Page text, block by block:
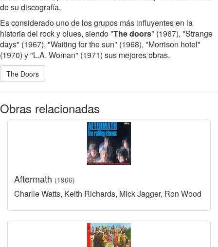
de su discografía.
Es considerado uno de los grupos más influyentes en la
historia del rock y blues, siendo "The doors" (1967), "Strange
days" (1967), "Waiting for the sun" (1968), "Morrison hotel"
(1970) y "L.A. Woman" (1971) sus mejores obras.
The Doors
Obras relacionadas
Aftermath (1966)
Charlie Watts, Keith Richards, Mick Jagger, Ron Wood